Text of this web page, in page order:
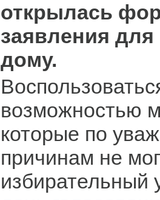
открылась
заявления
дому.
возможностью
которые по
причинам не
избирательный